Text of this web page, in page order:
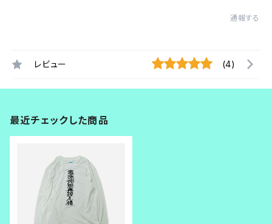
通報する
レビュー (4)
最近チェックした商品